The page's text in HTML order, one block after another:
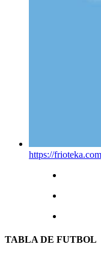
https://
TABLA DE FUTBOL